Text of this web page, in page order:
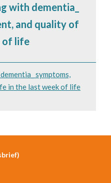
with dementia_
and quality of
of life
symptoms,
in the last week of life